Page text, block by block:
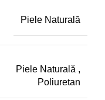
Piele Naturală
Piele Naturală ,
Poliuretan